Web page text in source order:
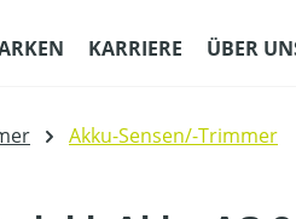
KARRIERE ÜBER
Akku-Sensen/-Trimmer